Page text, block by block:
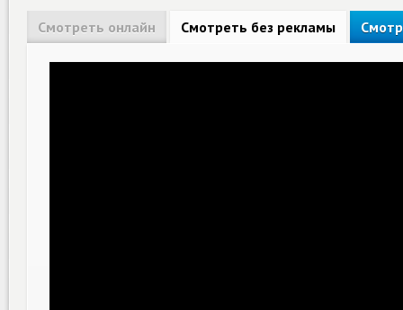
Смотреть онлайн Смотреть без рекламы